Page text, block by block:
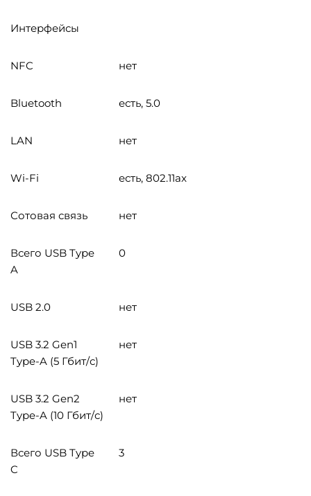
Интерфейсы
NFC нет
Bluetooth есть, 5.0
LAN нет
Wi-Fi есть, 802.11ax
Сотовая связь нет
Всего USB Type
A
0
USB 2.0 нет
USB 3.2 Gen1
Type-A (5 Гбит/с)
нет
USB 3.2 Gen2
Type-A (10 Гбит/с)
нет
Всего USB Type
C
3